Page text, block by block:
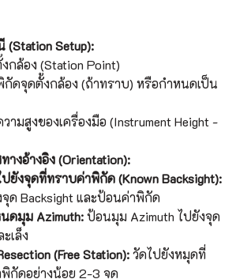
(Station Setup):
กล้อง (Station Point)
ดจุดตั้งกล้อง (ถ้าทราบ) หรือกำหนดเป็น
ามสูงของเครื่องมือ (Instrument Height -
งอ้างอิง (Orientation):
ปยังจุดที่ทราบค่าพิกัด (Known Backsight):
จุด Backsight และป้อนค่าพิกัด
ดมุม Azimuth:ป้อนมุม Azimuth ไปยังจุด
เล็ง
(Free Station):วัดไปยังหมุดที่
กัดอย่างน้อย 2-3 จุด